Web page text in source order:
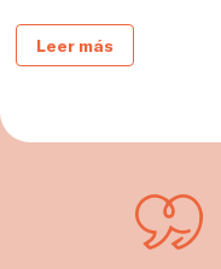
Leer más